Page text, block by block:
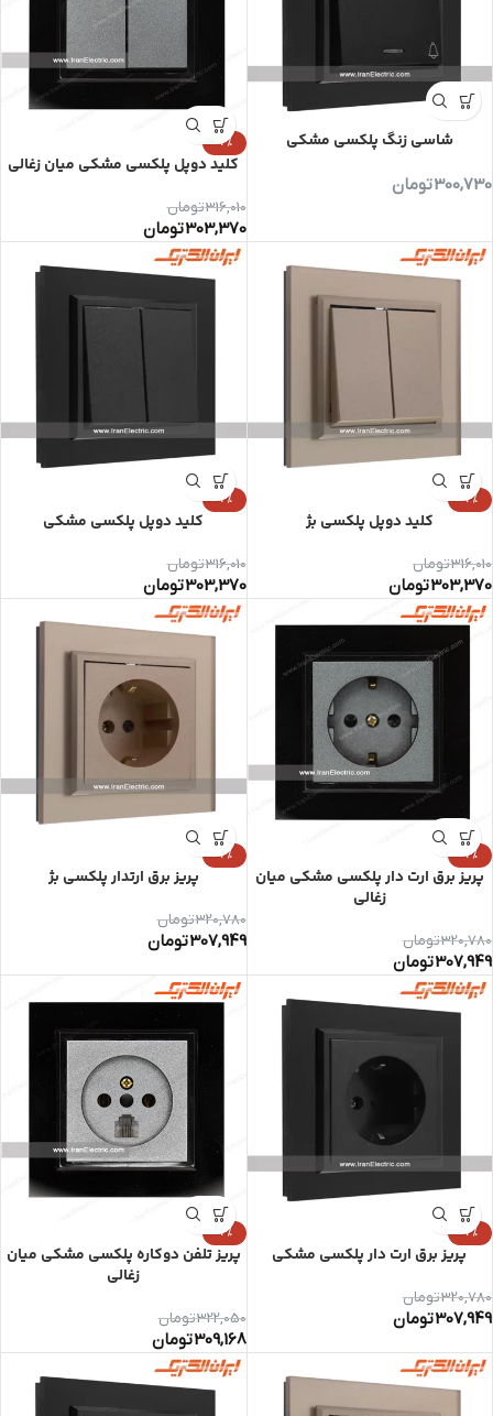
شاسی زنگ پلکسی مشکی
300,730تومان
-4%
کلید دوپل پلکسی مشکی میان زغالی
316,010تومان
303,370تومان
-4%
کلید دوپل پلکسی بژ
316,010تومان
303,370تومان
-4%
کلید دوپل پلکسی مشکی
316,010تومان
303,370تومان
-4%
پریز برق ارت دار پلکسی مشکی میان
زغالی
320,780تومان
307,949تومان
-4%
پریز برق ارتدار پلکسی بژ
320,780تومان
307,949تومان
-4%
پریز برق ارت دار پلکسی مشکی
320,780تومان
307,949تومان
-4%
پریز تلفن دوکاره پلکسی مشکی میان
زغالی
322,050تومان
309,168تومان